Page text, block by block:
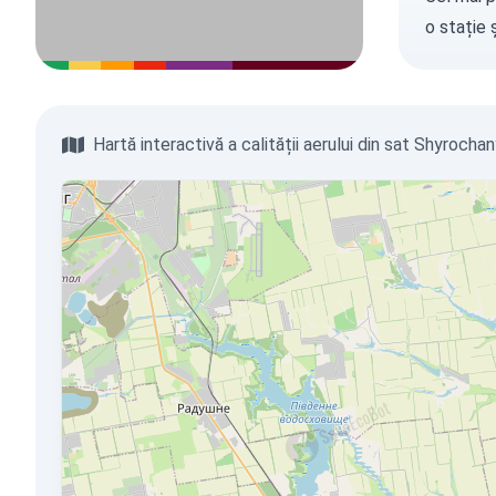
o stație
Hartă interactivă a calității aerului din sat